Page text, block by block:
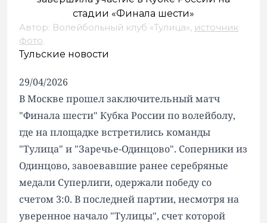
Автор: Волейбольный клуб «Тулица», источник
фото.
Тульские новости
29/04/2026
В Москве прошел заключительный матч
"Финала шести" Кубка России по волейболу,
где на площадке встретились команды
"Тулица" и "Заречье-Одинцово". Соперники из
Одинцово, завоевавшие ранее серебряные
медали Суперлиги, одержали победу со
счетом 3:0. В последней партии, несмотря на
уверенное начало "Тулицы", счет которой